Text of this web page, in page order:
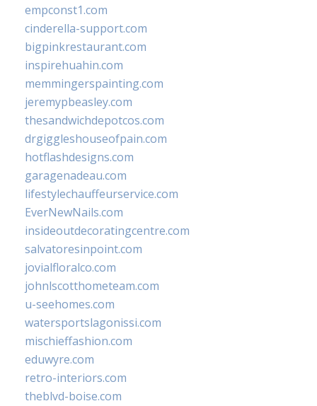
empconst1.com
cinderella-support.com
bigpinkrestaurant.com
inspirehuahin.com
memmingerspainting.com
jeremypbeasley.com
thesandwichdepotcos.com
drgiggleshouseofpain.com
hotflashdesigns.com
garagenadeau.com
lifestylechauffeurservice.com
EverNewNails.com
insideoutdecoratingcentre.com
salvatoresinpoint.com
jovialfloralco.com
johnlscotthometeam.com
u-seehomes.com
watersportslagonissi.com
mischieffashion.com
eduwyre.com
retro-interiors.com
theblvd-boise.com